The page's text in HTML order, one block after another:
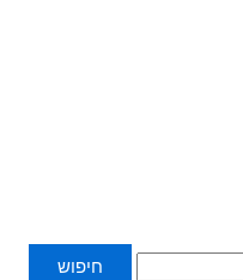
חיפוש